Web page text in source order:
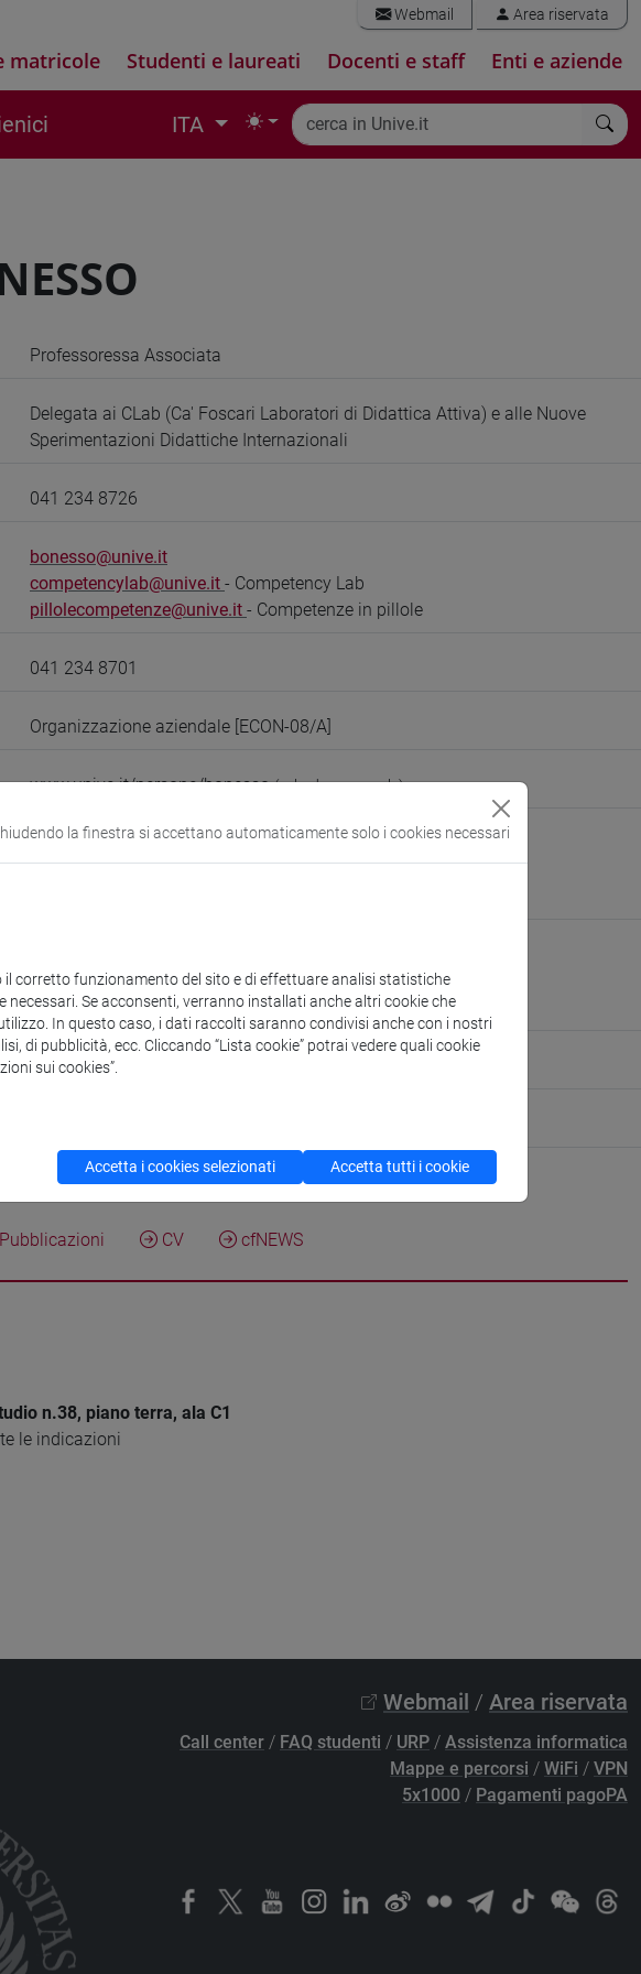
Webmail Area riservata
matricole Studenti e laureati Docenti e staff Enti e aziende
ITA
Professoressa Associata
Delegata ai CLab (Ca' Foscari Laboratori di Didattica Attiva) e alle Nuove
Sperimentazioni Didattiche Internazionali
041 234 8726
bonesso@unive.it
competencylab@unive.it - Competency Lab
pillolecompetenze@unive.it - Competenze in pillole
041 234 8701
Organizzazione aziendale [ECON-08/A]
www.unive.it/persone/bonesso(scheda personale)
Venice School of Management
Sito web struttura:https://www.unive.it/management
Sito web struttura:https://www.unive.it/cfcc
Sede:Ca' Dolfin - Saoneria
Research Institute for Social Innovation
Pubblicazioni CV cfNEWS
n.38, piano terra, ala C1
le indicazioni
Webmail / Area riservata
Call center / FAQ studenti / URP / Assistenza informatica
Mappe e percorsi / WiFi / VPN
5x1000 / Pagamenti pagoPA
la finestra si accettano automaticamente solo i cookies necessari
corretto funzionamento del sito e di effettuare analisi statistiche
Se acconsenti, verranno installati anche altri cookie che
In questo caso, i dati raccolti saranno condivisi anche con i nostri
di pubblicità, ecc. Cliccando “Lista cookie” potrai vedere quali cookie
sui cookies”.
Accetta i cookies selezionati Accetta tutti i cookie